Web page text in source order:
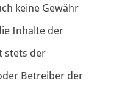
keine Gewähr
Inhalte der
stets der
Betreiber der